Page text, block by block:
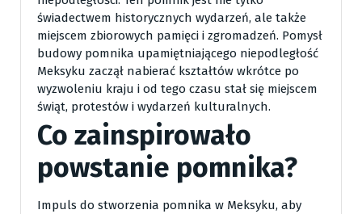
świadectwem historycznych wydarzeń, ale także
miejscem zbiorowych pamięci i zgromadzeń. Pomysł
budowy pomnika upamiętniającego niepodległość
Meksyku zaczął nabierać kształtów wkrótce po
wyzwoleniu kraju i od tego czasu stał się miejscem
świąt, protestów i wydarzeń kulturalnych.
Co zainspirowało
powstanie pomnika?
Impuls do stworzenia pomnika w Meksyku, aby